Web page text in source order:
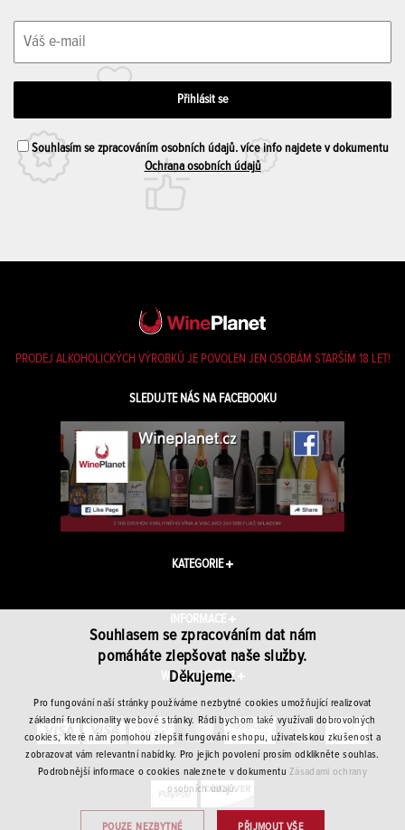
Souhlasím se zpracováním osobních údajů. více info najdete v dokumentu
Ochrana osobních údajů
PRODEJ ALKOHOLICKÝCH VÝROBKŮ JE POVOLEN JEN OSOBÁM STARŠÍM 18 LET!
SLEDUJTE NÁS NA FACEBOOKU
KATEGORIE
INFORMACE
WINEPLANET.CZ
Souhlasem se zpracováním dat nám
pomáháte zlepšovat naše služby.
Děkujeme.
Pro fungování naší stránky používáme nezbytné cookies umožňující realizovat
základní funkcionality webové stránky. Rádi bychom také využívali dobrovolných
cookies, které nám pomohou zlepšit fungování eshopu, uživatelskou zkušenost a
zobrazovat vám relevantní nabídky. Pro jejich povolení prosím odklikněte souhlas.
Podrobnější informace o cookies naleznete v dokumentuZásadami ochrany
osobních údajů.
PŘIJMOUT VŠE
POUZE NEZBYTNÉ